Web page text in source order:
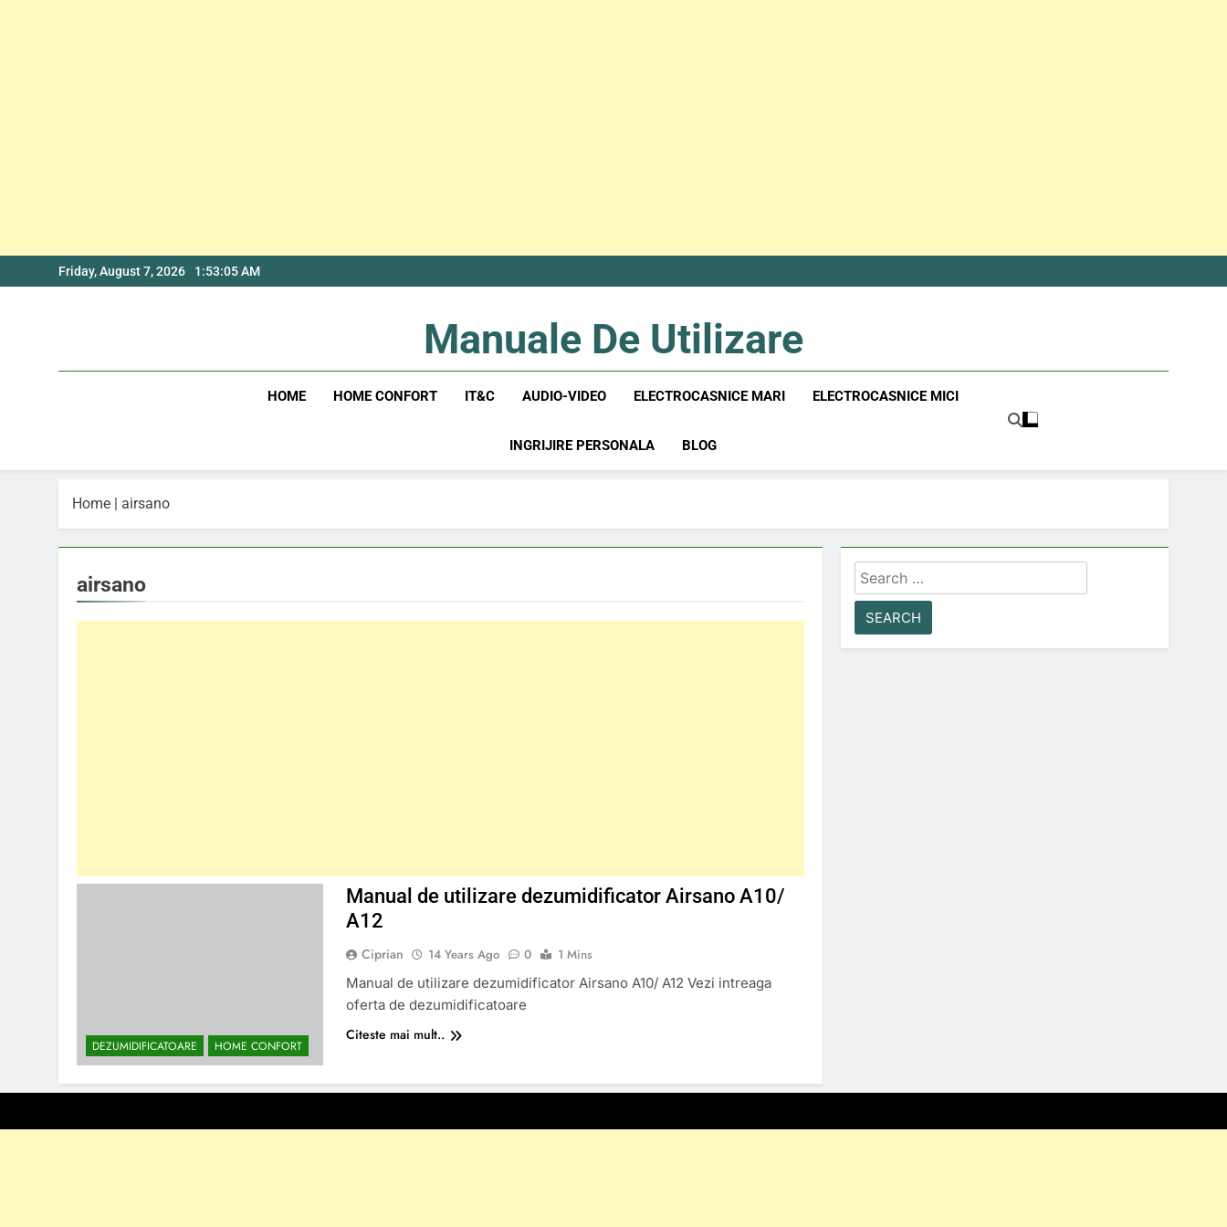
to
Friday, August 7, 2026 1:53:06 AM
Manuale De Utilizare
HOME HOME CONFORT IT&C AUDIO-VIDEO ELECTROCASNICE MARI ELECTROCASNICE MICI
INGRIJIRE PERSONALA BLOG
Home | airsano
airsano
DEZUMIDIFICATOARE HOME CONFORT
Manual de utilizare dezumidificator Airsano A10/
A12
Ciprian 14 Years Ago 0
1 Mins
Manual de utilizare dezumidificator Airsano A10/ A12 Vezi intreaga
oferta de dezumidificatoare
Citeste mai mult..
Search
for: